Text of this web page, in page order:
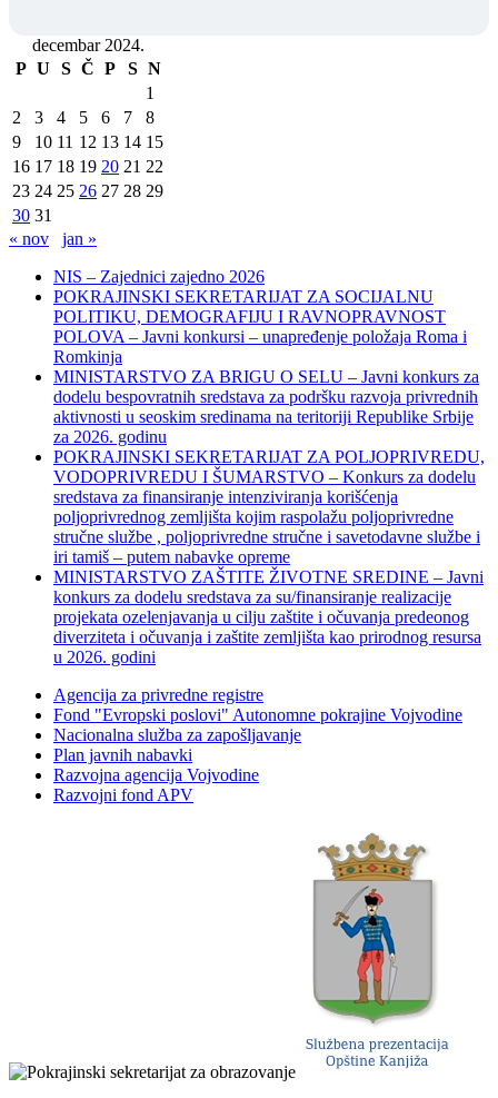
decembar 2024.
P U S Č P S N
1
2
3 4 5 6 7
8
9
10 11 12 13 14 15
16 17 18 19 20 21 22
23 24 25 26 27 28 29
30 31
« nov
jan »
NIS – Zajednici zajedno 2026
POKRAJINSKI SEKRETARIJAT ZA SOCIJALNU
POLITIKU, DEMOGRAFIJU I RAVNOPRAVNOST
POLOVA – Javni konkursi – unapređenje položaja Roma i
Romkinja
MINISTARSTVO ZA BRIGU O SELU – Javni konkurs za
dodelu bespovratnih sredstava za podršku razvoja privrednih
aktivnosti u seoskim sredinama na teritoriji Republike Srbije
za 2026. godinu
POKRAJINSKI SEKRETARIJAT ZA POLJOPRIVREDU,
VODOPRIVREDU I ŠUMARSTVO – Konkurs za dodelu
sredstava za finansiranje intenziviranja korišćenja
poljoprivrednog zemljišta kojim raspolažu poljoprivredne
stručne službe , poljoprivredne stručne i savetodavne službe i
iri tamiš ‒ putem nabavke opreme
MINISTARSTVO ZAŠTITE ŽIVOTNE SREDINE – Javni
konkurs za dodelu sredstava za su/finansiranje realizacije
projekata ozelenjavanja u cilju zaštite i očuvanja predeonog
diverziteta i očuvanja i zaštite zemljišta kao prirodnog resursa
u 2026. godini
Agencija za privredne registre
Fond "Evropski poslovi" Autonomne pokrajine Vojvodine
Nacionalna služba za zapošljavanje
Plan javnih nabavki
Razvojna agencija Vojvodine
Razvojni fond APV